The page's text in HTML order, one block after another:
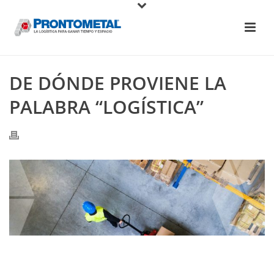
DE DÓNDE PROVIENE LA
PALABRA “LOGÍSTICA”